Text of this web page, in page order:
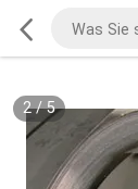
2/5